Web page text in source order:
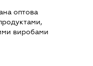
оптова
виробами